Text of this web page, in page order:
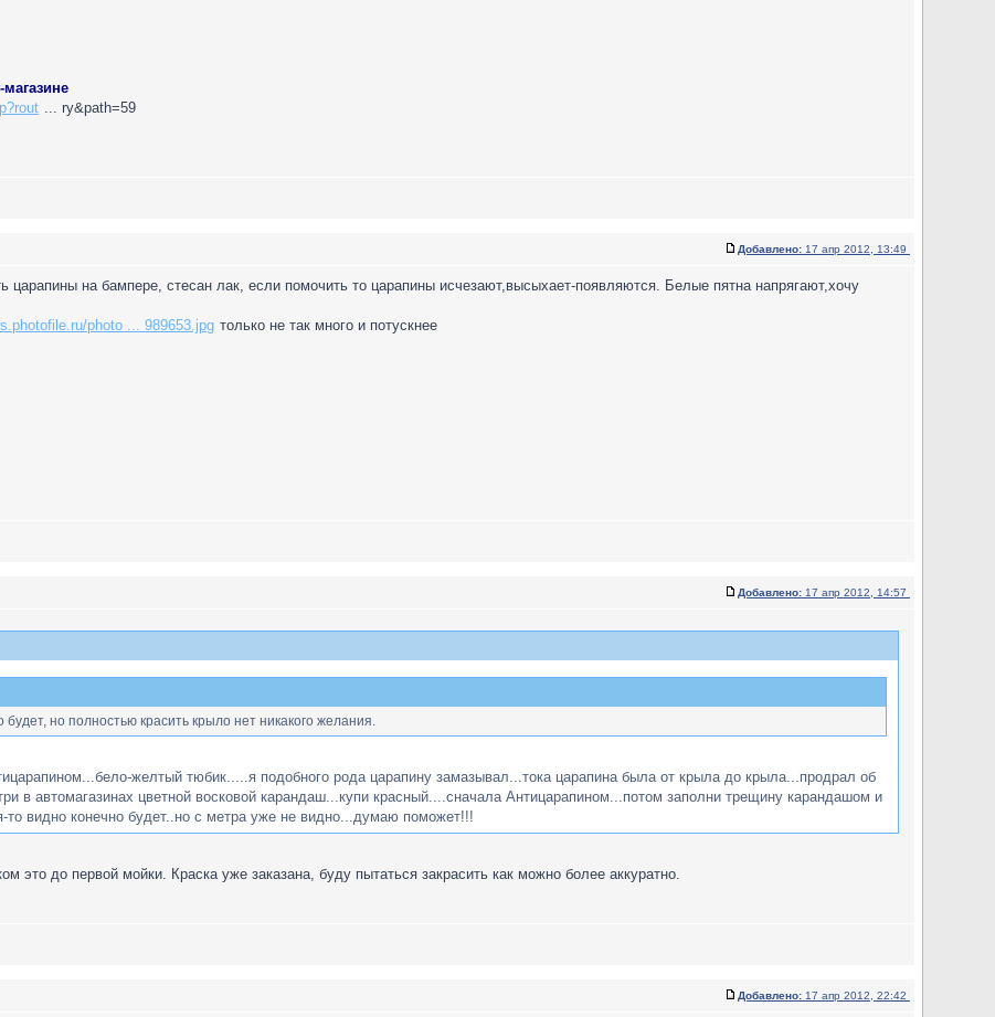
... ry&path=59
Добавлено: 17 апр 2012, 13:49
царапины на бампере, стесан лак, если помочить то царапины исчезают,высыхает-появляются. Белые пятна напрягают,хочу
photo ... 989653.jpg только не так много и потускнее
Добавлено: 17 апр 2012, 14:57
но полностью красить крыло нет никакого желания.
желтый тюбик.....я подобного рода царапину замазывал...тока царапина была от крыла до крыла...продрал об
в автомагазинах цветной восковой карандаш...купи красный....сначала Антицарапином...потом заполни трещину карандашом и
то видно конечно будет..но с метра уже не видно...думаю поможет!!!
это до первой мойки. Краска уже заказана, буду пытаться закрасить как можно более аккуратно.
Добавлено: 17 апр 2012, 22:42